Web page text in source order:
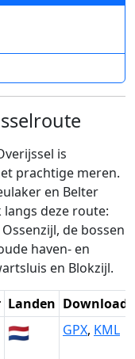
is
prachtige meren.
en Belter
deze route:
de bossen
haven- en
en Blokzijl.
Landen Download
🇳🇱 GPX, KML